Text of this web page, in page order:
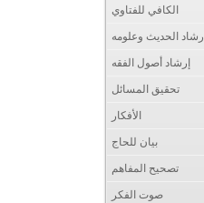
الكافي للفتاوي
إرشاد الحديث وعلومه
إرشاد أصول الفقه
تحقيق المسائل
الأفكار
بيان للحاج
تصحيح المفاهم
صوت الفكر